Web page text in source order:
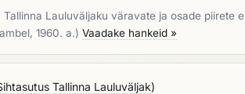
Lauluväljaku väravate ja osade piirete
1960. a.) Vaadake hankeid »
Tallinna Lauluväljak)